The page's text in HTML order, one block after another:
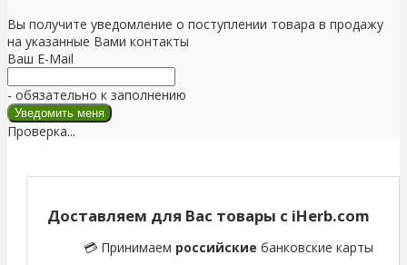
Вы получите уведомление о поступлении товара в продажу
на указанные Вами контакты
Ваш E-Mail
- обязательно к заполнению
Проверка...
Доставляем для Вас товары с iHerb.com
💳 Принимаем российские банковские карты